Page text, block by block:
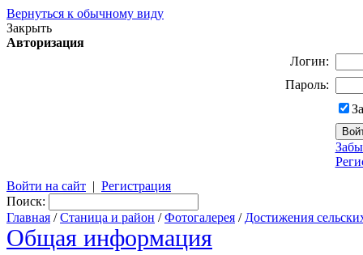
Вернуться к обычному виду
Закрыть
Авторизация
Логин:
Пароль:
Войти на сайт | Регистрация
Поиск:
Главная /Станица и район /Фотогалерея / Достижения
Общая информация